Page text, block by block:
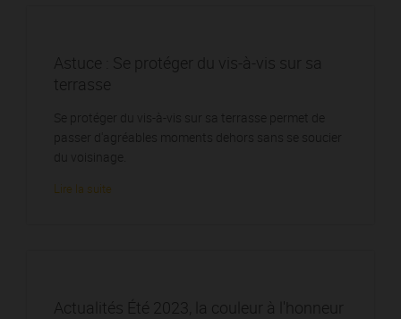
Astuce : Se protéger du vis-à-vis sur sa
terrasse
Se protéger du vis-à-vis sur sa terrasse permet de
passer d'agréables moments dehors sans se soucier
du voisinage.
Lire la suite
Actualités Été 2023, la couleur à l'honneur